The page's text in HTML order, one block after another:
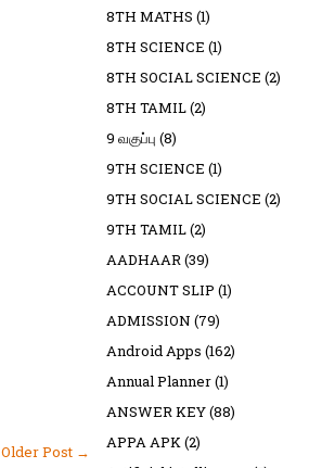
Older Post →
8TH MATHS (1)
8TH SCIENCE (1)
8TH SOCIAL SCIENCE (2)
8TH TAMIL(2)
9 வகுப்பு (8)
9TH SCIENCE (1)
9TH SOCIAL SCIENCE (2)
9TH TAMIL(2)
AADHAAR(39)
ACCOUNT SLIP (1)
ADMISSION (79)
Android Apps (162)
Annual Planner(1)
ANSWER KEY(88)
APPA APK(2)